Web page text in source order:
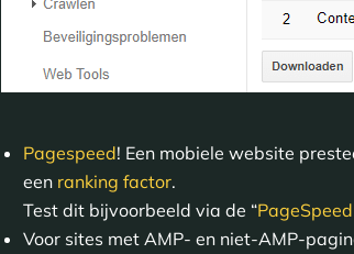
Pagespeed! Een mobiele website
een ranking factor.
Test dit bijvoorbeeld via de “
Voor sites met AMP- en niet-AMP-